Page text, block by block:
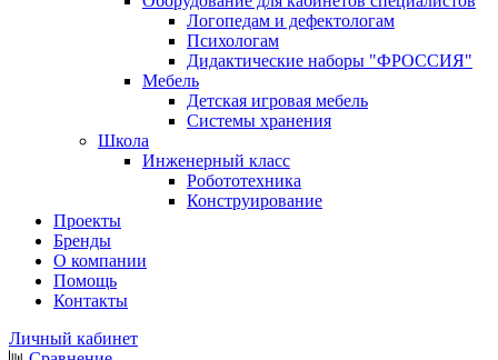
Логопедам и дефектологам
Психологам
Дидактические наборы "ФРОССИЯ"
Мебель
Детская игровая мебель
Системы хранения
Школа
Инженерный класс
Робототехника
Конструирование
Проекты
Бренды
О компании
Помощь
Контакты
Личный кабинет